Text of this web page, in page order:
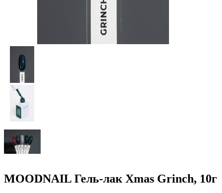
MOODNAIL Гель-лак Xmas Grinch, 10г